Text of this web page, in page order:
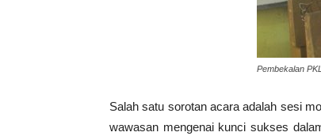
Pembekalan PKL
Salah satu sorotan acara adalah sesi
wawasan mengenai kunci sukses